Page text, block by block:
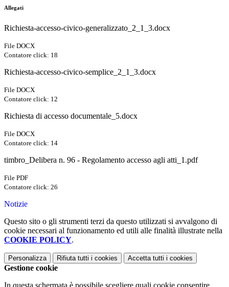
Allegati
Richiesta-accesso-civico-generalizzato_2_1_3.docx
File DOCX
Contatore click: 18
Richiesta-accesso-civico-semplice_2_1_3.docx
File DOCX
Contatore click: 12
Richiesta di accesso documentale_5.docx
File DOCX
Contatore click: 14
timbro_Delibera n. 96 - Regolamento accesso agli atti_1.pdf
File PDF
Contatore click: 26
Notizie
Questo sito o gli strumenti terzi da questo utilizzati si avvalgono di
cookie necessari al funzionamento ed utili alle finalità illustrate nella
COOKIE POLICY.
Personalizza Rifiuta tutti i cookies Accetta tutti i cookies
Gestione cookie
In questa schermata è possibile scegliere quali cookie consentire.